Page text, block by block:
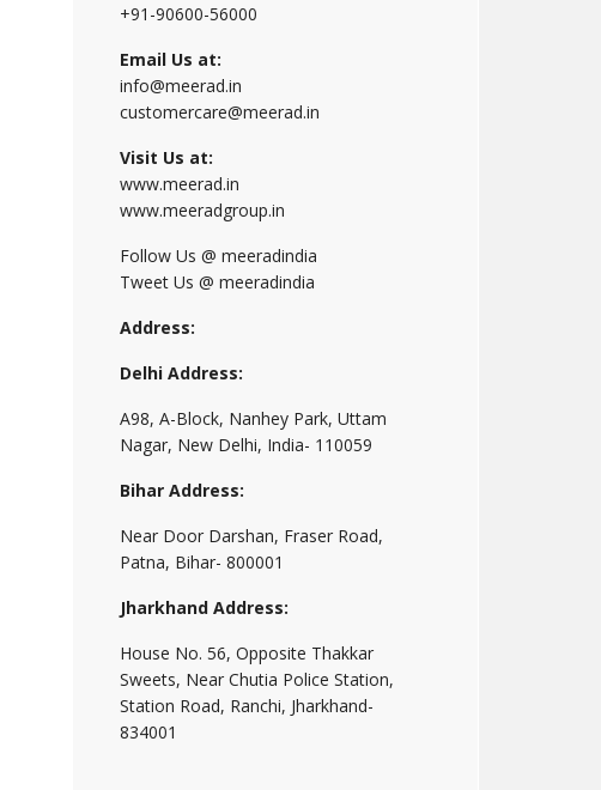
+91-90600-56000
Email Us at:
info@meerad.in
customercare@meerad.in
Visit Us at:
www.meerad.in
www.meeradgroup.in
Follow Us @ meeradindia
Tweet Us @ meeradindia
Address:
Delhi Address:
A98, A-Block, Nanhey Park, Uttam
Nagar, New Delhi, India- 110059
Bihar Address:
Near Door Darshan, Fraser Road,
Patna, Bihar- 800001
Jharkhand Address:
House No. 56, Opposite Thakkar
Sweets, Near Chutia Police Station,
Station Road, Ranchi, Jharkhand-
834001